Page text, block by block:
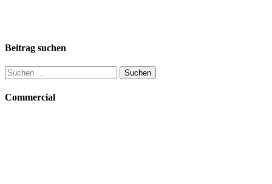
Beitrag suchen
Suchen
nach:
Commercial